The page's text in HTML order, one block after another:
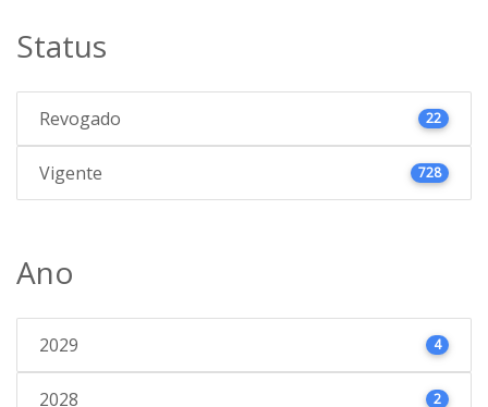
Status
Revogado 22
Vigente 728
Ano
2029 4
2028 2